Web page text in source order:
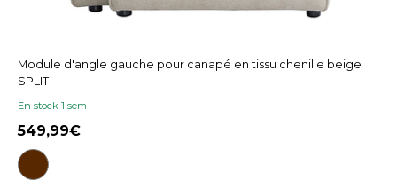
Module d'angle gauche pour canapé en tissu chenille beige
SPLIT
En stock 1 sem
549,99